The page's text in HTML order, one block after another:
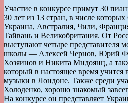
Участие в конкурсе примут 30
30 лет из 13 стран, в числе
Украина, Австралия, Чили,
Тайвань и Великобритания. От
выступают четыре представителя
школы — Алексей Чернов, Юрий
Хозяинов и Никита Мндоянц, а
который в настоящее время учится
музыки в Лондоне. Также среди
Холоденко, хорошо знакомый
На конкурсе он представляет